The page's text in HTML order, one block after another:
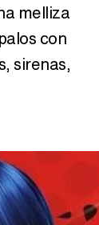
melliza
con
sirenas,